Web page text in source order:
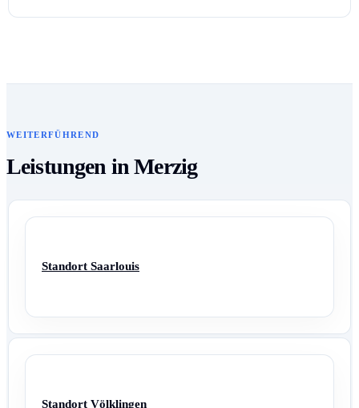
WEITERFÜHREND
Leistungen in Merzig
Standort Saarlouis
Standort Völklingen